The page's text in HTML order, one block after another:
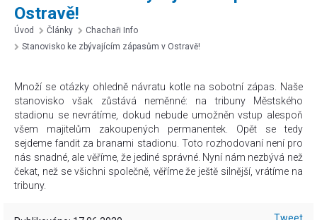
Ostravě!
Úvod Články
Chachaři Info
Stanovisko ke zbývajícím zápasům v Ostravě!
Množí se otázky ohledně návratu kotle na sobotní zápas. Naše
stanovisko však zůstává neměnné: na tribuny Městského
stadionu se nevrátíme, dokud nebude umožněn vstup alespoň
všem majitelům zakoupených permanentek. Opět se tedy
sejdeme fandit za branami stadionu. Toto rozhodovaní není pro
nás snadné, ale věříme, že jediné správné. Nyní nám nezbývá než
čekat, než se všichni společně, věříme že ještě silnější, vrátíme na
tribuny.